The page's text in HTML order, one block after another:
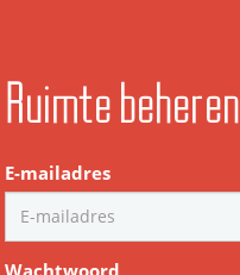
Ruimte beheren
E-mailadres